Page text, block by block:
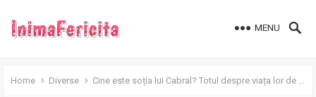
MENU
Home Diverse Cine este soția lui Cabral? Totul despre viața lor de familie